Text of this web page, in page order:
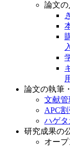
論文
論文の執筆
文献
APC
ハゲタ
研究成果の
オー